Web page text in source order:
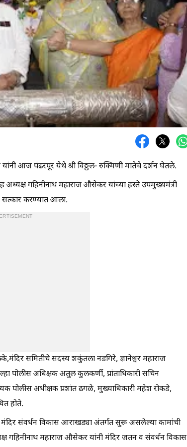
यांनी आज पंढरपूर येथे श्री विठ्ठल- रुक्मिणी मातेचे दर्शन घेतले.
अध्यक्ष गहिनीनाथ महाराज औसेकर यांच्या हस्ते उपमुख्यमंत्री
सत्कार करण्यात आला.
समितीचे सदस्य शकुंतला नडगिरे, ज्ञानेश्वर महाराज
पोलीस अधिक्षक अतुल कुलकर्णी, प्रांताधिकारी सचिन
पोलीस अधीक्षक प्रशांत ढगळे, मुख्याधिकारी महेश रोकडे,
होते.
मंदिर संवर्धन विकास आराखड्या अंतर्गत सुरू असलेल्या कामांची
गहिनीनाथ महाराज औसेकर यांनी मंदिर जतन व संवर्धन विकास